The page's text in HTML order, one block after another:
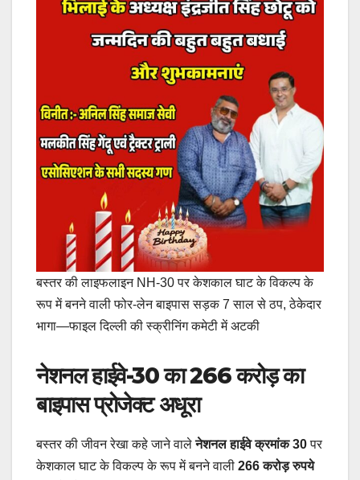
बस्तर की लाइफलाइन NH-30 पर केशकाल घाट के विकल्प के
रूप में बनने वाली फोर-लेन बाइपास सड़क 7 साल से ठप, ठेकेदार
भागा—फाइल दिल्ली की स्क्रीनिंग कमेटी में अटकी
नेशनल हाईवे-30 का 266 करोड़ का
बाइपास प्रोजेक्ट अधूरा
बस्तर की जीवन रेखा कहे जाने वालेनेशनल हाईवे क्रमांक 30पर
केशकाल घाट के विकल्प के रूप में बनने वाली 266 करोड़ रुपये